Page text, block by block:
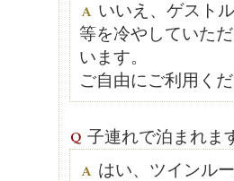
いいえ、ゲスト
等を冷やしていた
います。
ご自由にご利用くだ
子連れで泊まれま
はい、ツインル